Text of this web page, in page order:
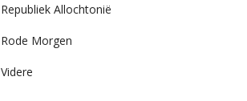
Republiek Allochtonië
Rode Morgen
Videre